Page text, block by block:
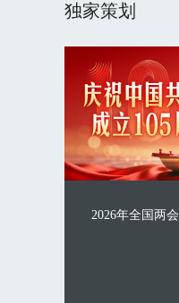
独家策划
2026年全国两会